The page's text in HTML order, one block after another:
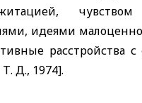
чувством
идеями
расстройства
Д., 1974].